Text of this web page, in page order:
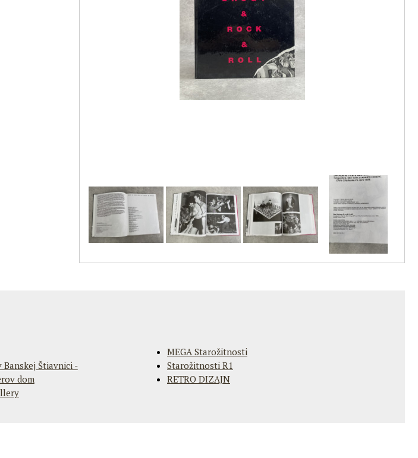
Štiavnici -
dom
MEGA Starožitnosti
Starožitnosti R1
RETRO DIZAJN